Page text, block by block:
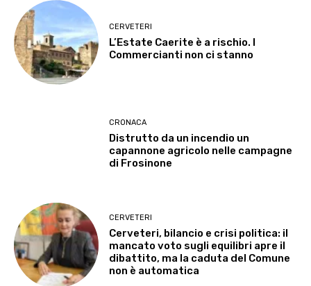
CERVETERI
L’Estate Caerite è a rischio. I
Commercianti non ci stanno
CRONACA
Distrutto da un incendio un
capannone agricolo nelle campagne
di Frosinone
CERVETERI
Cerveteri, bilancio e crisi politica: il
mancato voto sugli equilibri apre il
dibattito, ma la caduta del Comune
non è automatica